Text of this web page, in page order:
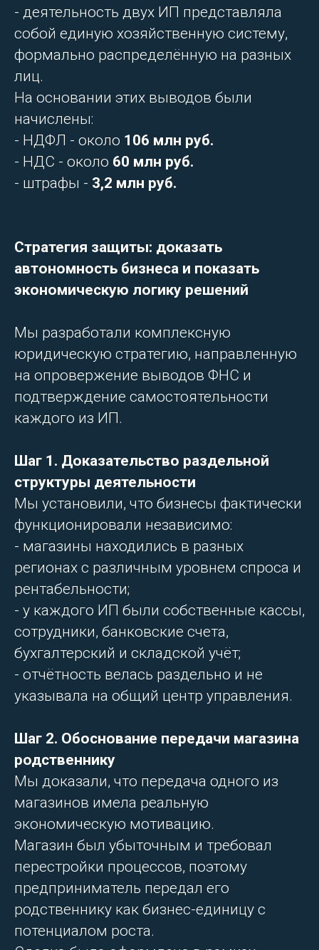
- деятельность двух ИП представляла
собой единую хозяйственную систему,
формально распределённую на разных
лиц.
На основании этих выводов были
начислены:
- НДФЛ - около 106 млн руб.
- НДС - около 60 млн руб.
- штрафы - 3,2 млн руб.
Стратегия защиты: доказать
автономность бизнеса и показать
экономическую логику решений
Мы разработали комплексную
юридическую стратегию, направленную
на опровержение выводов ФНС и
подтверждение самостоятельности
каждого из ИП.
Шаг 1. Доказательство раздельной
структуры деятельности
Мы установили, что бизнесы фактически
функционировали независимо:
- магазины находились в разных
регионах с различным уровнем спроса и
рентабельности;
- у каждого ИП были собственные кассы,
сотрудники, банковские счета,
бухгалтерский и складской учёт;
- отчётность велась раздельно и не
указывала на общий центр управления.
Шаг 2. Обоснование передачи магазина
родственнику
Мы доказали, что передача одного из
магазинов имела реальную
экономическую мотивацию.
Магазин был убыточным и требовал
перестройки процессов, поэтому
предприниматель передал его
родственнику как бизнес-единицу с
потенциалом роста.